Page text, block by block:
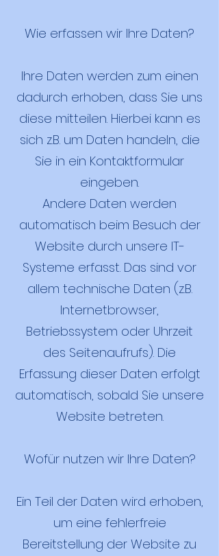
Wie erfassen wir Ihre Daten?
Ihre Daten werden zum einen
dadurch erhoben, dass Sie uns
diese mitteilen. Hierbei kann es
sich z.B. um Daten handeln, die
Sie in ein Kontaktformular
eingeben.
Andere Daten werden
automatisch beim Besuch der
Website durch unsere IT-
Systeme erfasst. Das sind vor
allem technische Daten (z.B.
Internetbrowser,
Betriebssystem oder Uhrzeit
des Seitenaufrufs). Die
Erfassung dieser Daten erfolgt
automatisch, sobald Sie unsere
Website betreten.
Wofür nutzen wir Ihre Daten?
Ein Teil der Daten wird erhoben,
um eine fehlerfreie
Bereitstellung der Website zu